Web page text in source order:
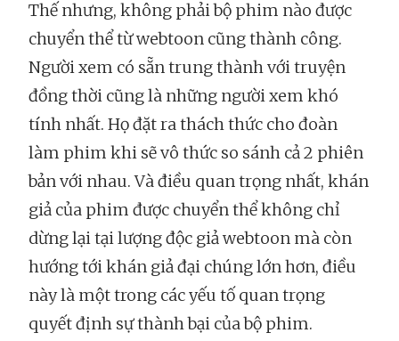
Thế nhưng, không phải bộ phim nào được
chuyển thể từ webtoon cũng thành công.
Người xem có sẵn trung thành với truyện
đồng thời cũng là những người xem khó
tính nhất. Họ đặt ra thách thức cho đoàn
làm phim khi sẽ vô thức so sánh cả 2 phiên
bản với nhau. Và điều quan trọng nhất, khán
giả của phim được chuyển thể không chỉ
dừng lại tại lượng độc giả webtoon mà còn
hướng tới khán giả đại chúng lớn hơn, điều
này là một trong các yếu tố quan trọng
quyết định sự thành bại của bộ phim.